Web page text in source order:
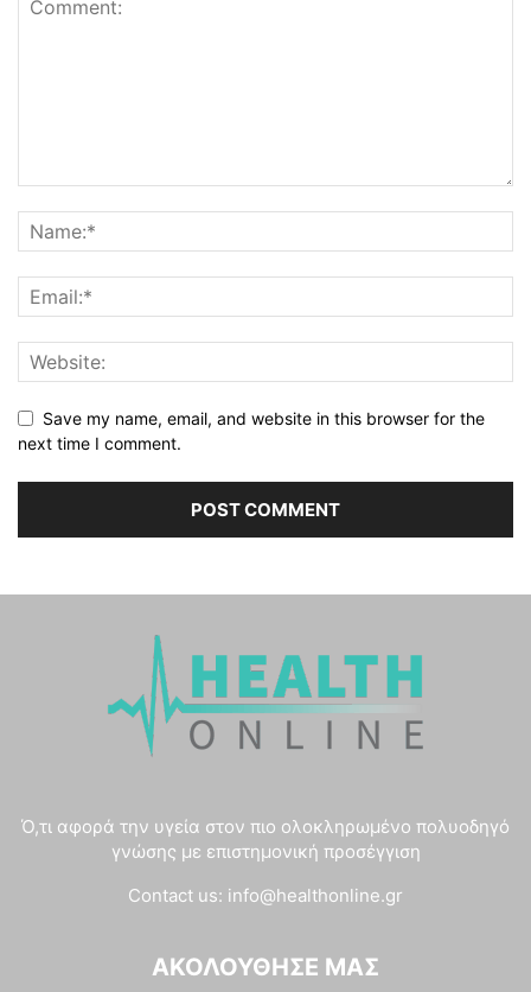
Save my name, email, and website in this browser for the
next time I comment.
Ό,τι αφορά την υγεία στον πιο ολοκληρωμένο πολυοδηγό
γνώσης με επιστημονική προσέγγιση
Contact us: info@healthonline.gr
ΑΚΟΛΟΎΘΗΣΈ ΜΑΣ